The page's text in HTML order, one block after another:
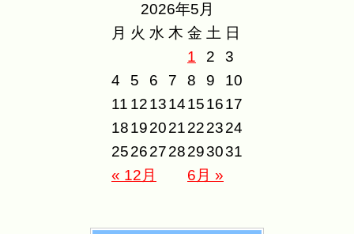
2026年5月
月 火 水 木 金 土 日
« 12月 6月 »
1 2
3
4
5 6 7 8 9
10
11 121314151617
18192021222324
25262728293031